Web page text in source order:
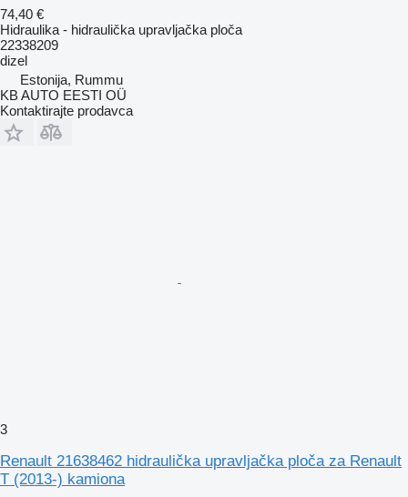
74,40 €
Hidraulika - hidraulička upravljačka ploča
22338209
dizel
Estonija, Rummu
KB AUTO EESTI OÜ
Kontaktirajte prodavca
3
Renault 21638462 hidraulička upravljačka ploča za Renault
T (2013-) kamiona